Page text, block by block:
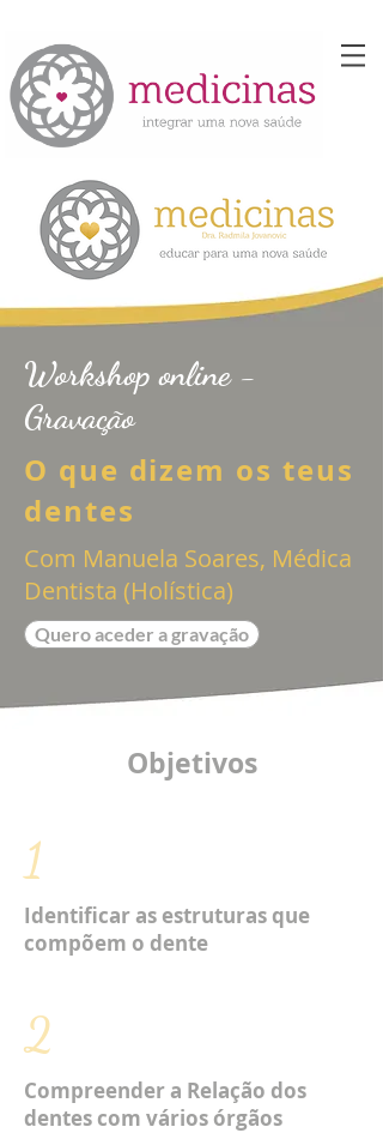
Workshop online -
Gravação
O que dizem os teus
dentes
Com Manuela Soares, Médica
Dentista (Holística)
Quero aceder a gravação
Objetivos
1
Identificar as estruturas que
compõem o dente
2
Compreender a Relação dos
dentes com vários órgãos